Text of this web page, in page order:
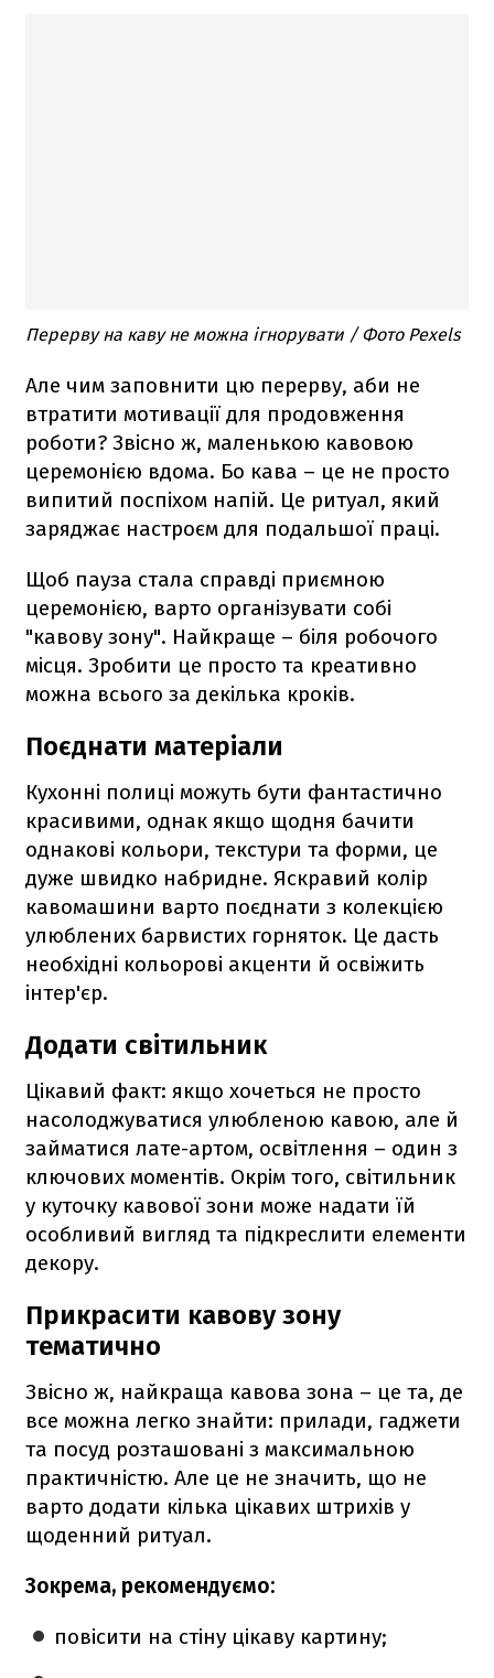
Перерву на каву не можна ігнорувати / Фото Pexels
Але чим заповнити цю перерву, аби не
втратити мотивації для продовження
роботи? Звісно ж, маленькою кавовою
церемонією вдома. Бо кава – це не просто
випитий поспіхом напій. Це ритуал, який
заряджає настроєм для подальшої праці.
Щоб пауза стала справді приємною
церемонією, варто організувати собі
"кавову зону". Найкраще – біля робочого
місця. Зробити це просто та креативно
можна всього за декілька кроків.
Поєднати матеріали
Кухонні полиці можуть бути фантастично
красивими, однак якщо щодня бачити
однакові кольори, текстури та форми, це
дуже швидко набридне. Яскравий колір
кавомашини варто поєднати з колекцією
улюблених барвистих горняток. Це дасть
необхідні кольорові акценти й освіжить
інтер'єр.
Додати світильник
Цікавий факт: якщо хочеться не просто
насолоджуватися улюбленою кавою, але й
займатися лате-артом, освітлення – один з
ключових моментів. Окрім того, світильник
у куточку кавової зони може надати їй
особливий вигляд та підкреслити елементи
декору.
Прикрасити кавову зону
тематично
Звісно ж, найкраща кавова зона – це та, де
все можна легко знайти: прилади, гаджети
та посуд розташовані з максимальною
практичністю. Але це не значить, що не
варто додати кілька цікавих штрихів у
щоденний ритуал.
Зокрема, рекомендуємо:
повісити на стіну цікаву картину;